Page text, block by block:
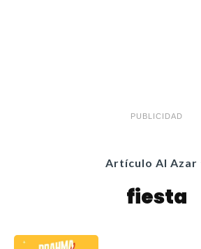
PUBLICIDAD
Artículo Al Azar
fiesta